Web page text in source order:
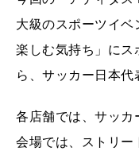
大級のスポーツイ
楽しむ気持ち」にス
ら、サッカー日本
各店舗では、サッカ
会場では、ストリ